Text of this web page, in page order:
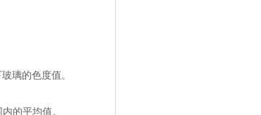
璃的色度值。
的平均值。